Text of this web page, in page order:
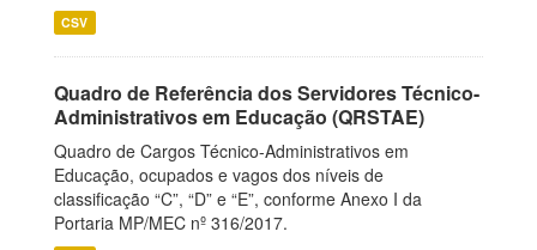
CSV
Quadro de Referência dos Servidores Técnico-
Administrativos em Educação (QRSTAE)
Quadro de Cargos Técnico-Administrativos em
Educação, ocupados e vagos dos níveis de
classificação “C”, “D” e “E”, conforme Anexo I da
Portaria MP/MEC nº 316/2017.